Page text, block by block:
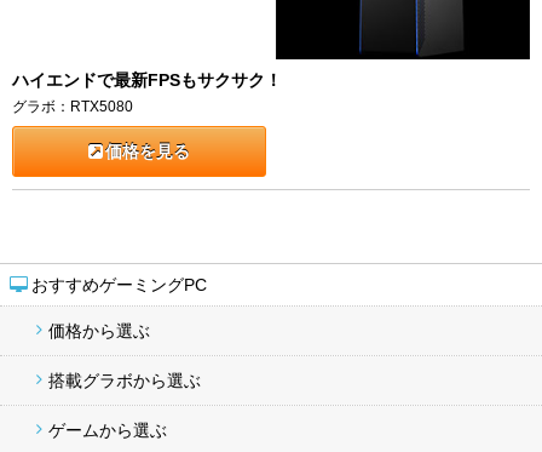
おすすめゲーミングPC
価格から選ぶ
搭載グラボから選ぶ
ゲームから選ぶ
ハイエンドで最新FPSもサクサク！
グラボ：RTX5080
価格を見る